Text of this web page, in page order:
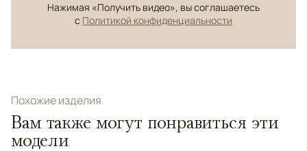
Нажимая «Получить видео», вы соглашаетесь
с Политикой конфиденциальности
Похожие изделия
Вам также могут понравиться эти
модели